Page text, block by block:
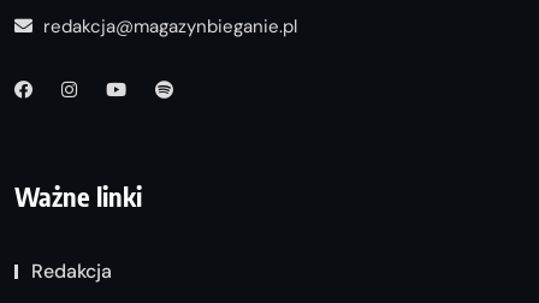
redakcja@magazynbieganie.pl
Ważne linki
Redakcja